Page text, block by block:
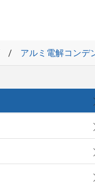
アルミ電解コンデ